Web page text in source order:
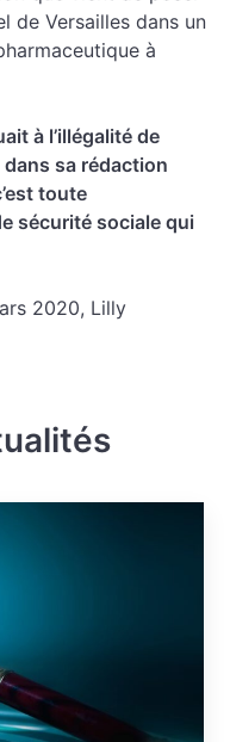
de Versailles dans un
à
à l’illégalité de
dans sa rédaction
toute
sécurité sociale qui
2020, Lilly